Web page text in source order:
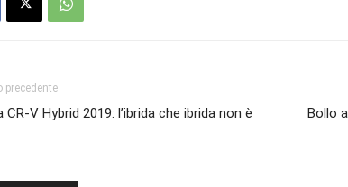
precedente
CR-V Hybrid 2019: l’ibrida che ibrida non è
Bollo